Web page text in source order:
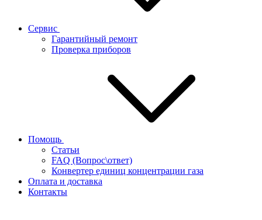
Сервис
Гарантийный ремонт
Проверка приборов
Помощь
Статьи
FAQ (Вопрос\ответ)
Конвертер единиц концентрации газа
Оплата и доставка
Контакты